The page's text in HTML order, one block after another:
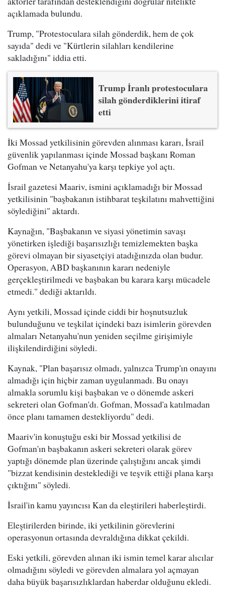
açıklamada bulundu.
Trump, "Protestoculara silah gönderdik, hem de çok
sayıda" dedi ve "Kürtlerin silahları kendilerine
sakladığını" iddia etti.
Trump İranlı protestoculara
silah gönderdiklerini itiraf
etti
İki Mossad yetkilisinin görevden alınması kararı, İsrail
güvenlik yapılanması içinde Mossad başkanı Roman
Gofman ve Netanyahu'ya karşı tepkiye yol açtı.
İsrail gazetesi Maariv, ismini açıklamadığı bir Mossad
yetkilisinin "başbakanın istihbarat teşkilatını mahvettiğini
söylediğini" aktardı.
Kaynağın, "Başbakanın ve siyasi yönetimin savaşı
yönetirken işlediği başarısızlığı temizlemekten başka
görevi olmayan bir siyasetçiyi atadığınızda olan budur.
Operasyon, ABD başkanının kararı nedeniyle
gerçekleştirilmedi ve başbakan bu karara karşı mücadele
etmedi." dediği aktarıldı.
Aynı yetkili, Mossad içinde ciddi bir hoşnutsuzluk
bulunduğunu ve teşkilat içindeki bazı isimlerin görevden
almaları Netanyahu'nun yeniden seçilme girişimiyle
ilişkilendirdiğini söyledi.
Kaynak, "Plan başarısız olmadı, yalnızca Trump'ın onayını
almadığı için hiçbir zaman uygulanmadı. Bu onayı
almakla sorumlu kişi başbakan ve o dönemde askeri
sekreteri olan Gofman'dı. Gofman, Mossad'a katılmadan
önce planı tamamen destekliyordu" dedi.
Maariv'in konuştuğu eski bir Mossad yetkilisi de
Gofman'ın başbakanın askeri sekreteri olarak görev
yaptığı dönemde plan üzerinde çalıştığını ancak şimdi
"bizzat kendisinin desteklediği ve teşvik ettiği plana karşı
çıktığını" söyledi.
İsrail'in kamu yayıncısı Kan da eleştirileri haberleştirdi.
Eleştirilerden birinde, iki yetkilinin görevlerini
operasyonun ortasında devraldığına dikkat çekildi.
Eski yetkili, görevden alınan iki ismin temel karar alıcılar
olmadığını söyledi ve görevden almalara yol açmayan
daha büyük başarısızlıklardan haberdar olduğunu ekledi.